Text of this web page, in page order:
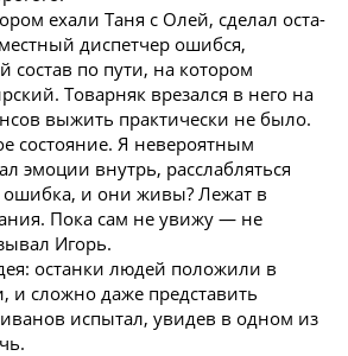
ехали Таня с Олей, сделал оста­
диспетчер ошибся,
состав по пути, на котором
Товарняк врезался в него на
выжить практически не было.
состояние. Я невероятным
эмоции внутрь, расслабляться
ошибка, и они живы? Лежат в
Пока сам не увижу — не
Игорь.
останки людей положили в
и сложно даже представить
испытал, увидев в одном из